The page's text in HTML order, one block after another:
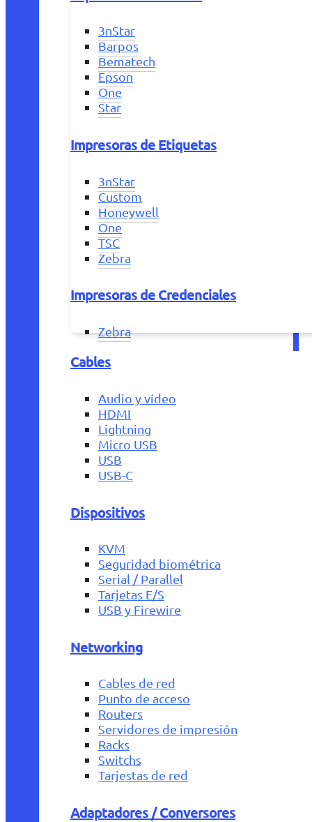
3nStar
Barpos
Bematech
Epson
One
Star
Impresoras de Etiquetas
3nStar
Custom
Honeywell
One
TSC
Zebra
Impresoras de Credenciales
Zebra
Cables
Audio y vídeo
HDMI
Lightning
Micro USB
USB
USB-C
Dispositivos
KVM
Seguridad biométrica
Serial / Parallel
Tarjetas E/S
USB y Firewire
Networking
Cables de red
Punto de acceso
Routers
Servidores de impresión
Racks
Switchs
Tarjestas de red
Adaptadores / Conversores